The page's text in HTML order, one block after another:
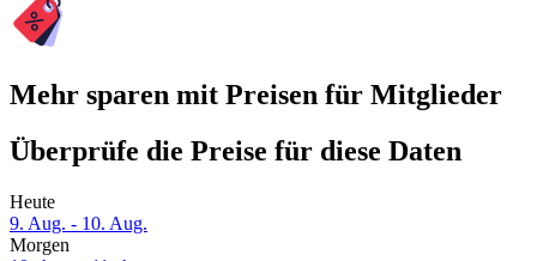
Mehr sparen mit Preisen für Mitglieder
Überprüfe die Preise für diese Daten
Heute
9. Aug. - 10. Aug.
Morgen